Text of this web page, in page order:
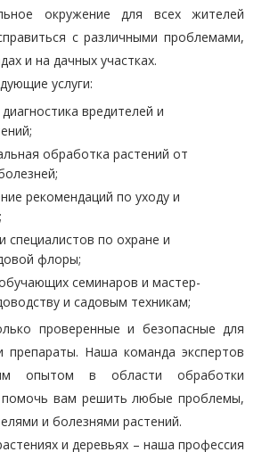
окружение для всех жителей
с различными проблемами,
и на дачных участках.
услуги:
вредителей и
обработка растений от
рекомендаций по уходу и
специалистов по охране и
флоры;
семинаров и мастер-
и садовым техникам;
проверенные и безопасные для
препараты. Наша команда экспертов
опытом в области обработки
помочь вам решить любые проблемы,
и болезнями растений.
и деревьях – наша профессия